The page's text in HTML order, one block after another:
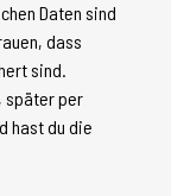
Daten sind
dass
sind.
später per
hast du die